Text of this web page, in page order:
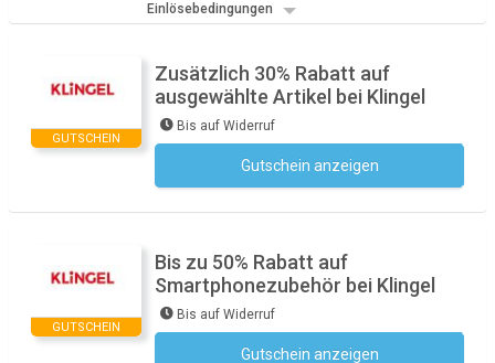
Einlösebedingungen
GUTSCHEIN
Zusätzlich 30% Rabatt auf
ausgewählte Artikel bei Klingel
Bis auf Widerruf
Gutschein anzeigen
GUTSCHEIN
Bis zu 50% Rabatt auf
Smartphonezubehör bei Klingel
Bis auf Widerruf
Gutschein anzeigen